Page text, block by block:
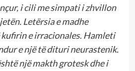
i cili me simpati i zhvillon
Letërsia e madhe
e irracionales. Hamleti
e një të dituri neurastenik.
një makth grotesk dhe i